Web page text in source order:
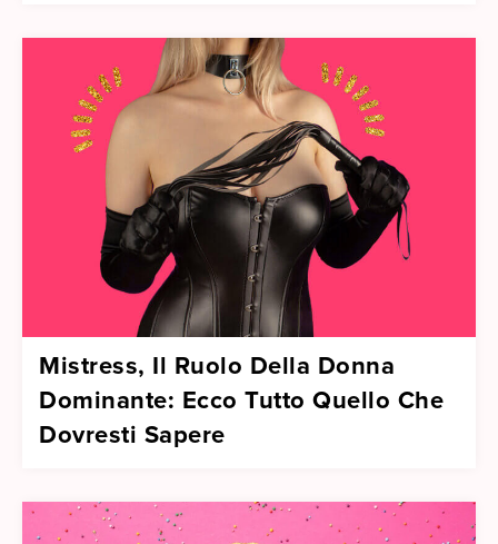
Mistress, Il Ruolo Della Donna
Dominante: Ecco Tutto Quello Che
Dovresti Sapere